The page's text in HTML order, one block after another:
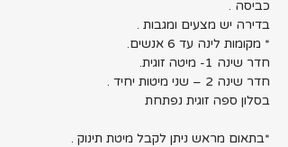
כביסה .
בדירה יש מצעים ומגבות .
* מקומות לינה עד 6 אנשים.
חדר שינה 1- מיטה זוגית.
חדר שינה 2 – שני מיטות יחיד .
בסלון ספה זוגית נפתחת
*בתאום מראש ניתן לקבל מיטת תינוק .